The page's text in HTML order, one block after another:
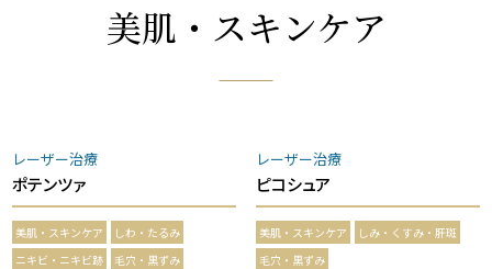
美肌・スキンケア
レーザー治療
ポテンツァ
美肌・スキンケア
しわ・たるみ
ニキビ・ニキビ跡
毛穴・黒ずみ
レーザー治療
ピコシュア
美肌・スキンケア
しみ・くすみ・肝斑
毛穴・黒ずみ